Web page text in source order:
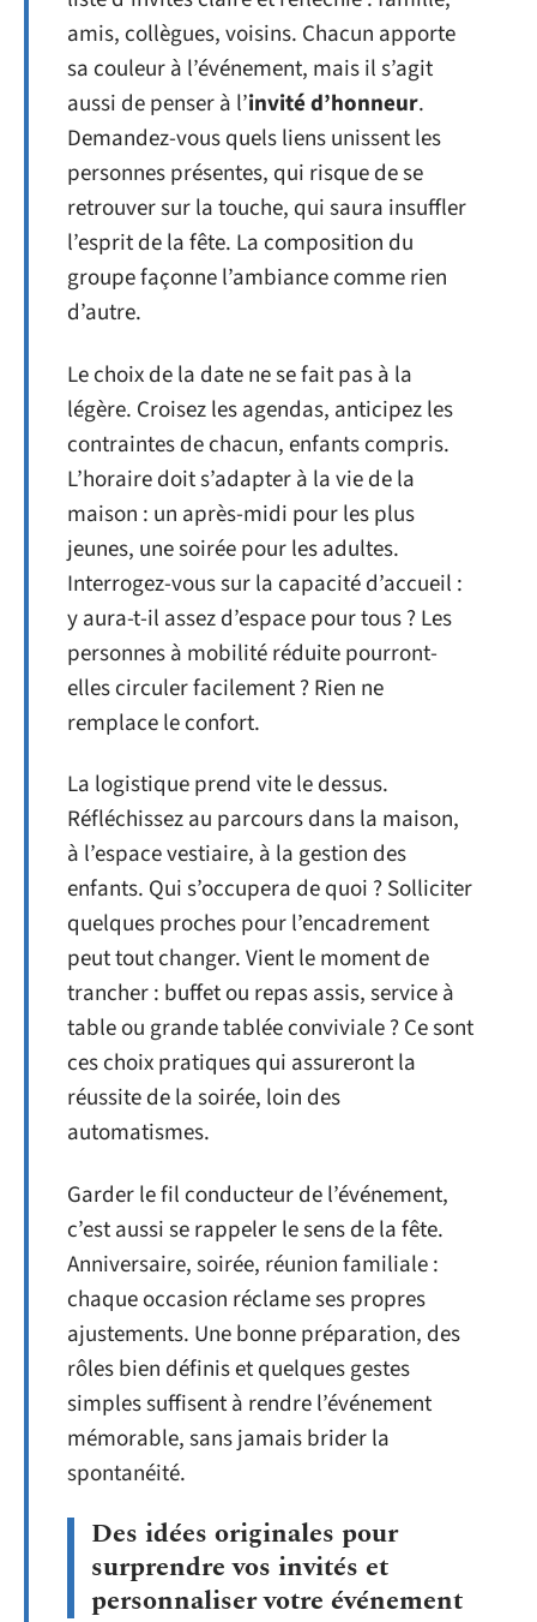
amis, collègues, voisins. Chacun apporte
sa couleur à l’événement, mais il s’agit
aussi de penser à l’invité d’honneur.
Demandez-vous quels liens unissent les
personnes présentes, qui risque de se
retrouver sur la touche, qui saura insuffler
l’esprit de la fête. La composition du
groupe façonne l’ambiance comme rien
d’autre.
Le choix de la date ne se fait pas à la
légère. Croisez les agendas, anticipez les
contraintes de chacun, enfants compris.
L’horaire doit s’adapter à la vie de la
maison : un après-midi pour les plus
jeunes, une soirée pour les adultes.
Interrogez-vous sur la capacité d’accueil :
y aura-t-il assez d’espace pour tous ? Les
personnes à mobilité réduite pourront-
elles circuler facilement ? Rien ne
remplace le confort.
La logistique prend vite le dessus.
Réfléchissez au parcours dans la maison,
à l’espace vestiaire, à la gestion des
enfants. Qui s’occupera de quoi ? Solliciter
quelques proches pour l’encadrement
peut tout changer. Vient le moment de
trancher : buffet ou repas assis, service à
table ou grande tablée conviviale ? Ce sont
ces choix pratiques qui assureront la
réussite de la soirée, loin des
automatismes.
Garder le fil conducteur de l’événement,
c’est aussi se rappeler le sens de la fête.
Anniversaire, soirée, réunion familiale :
chaque occasion réclame ses propres
ajustements. Une bonne préparation, des
rôles bien définis et quelques gestes
simples suffisent à rendre l’événement
mémorable, sans jamais brider la
spontanéité.
Des idées originales pour
surprendre vos invités et
personnaliser votre événement